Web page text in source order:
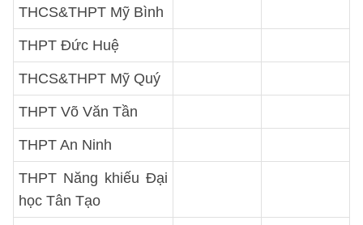
THCS&THPT Mỹ Bình
THPT Đức Huệ
THCS&THPT Mỹ Quý
THPT Võ Văn Tần
THPT An Ninh
THPT Năng khiếu Đại
học Tân Tạo